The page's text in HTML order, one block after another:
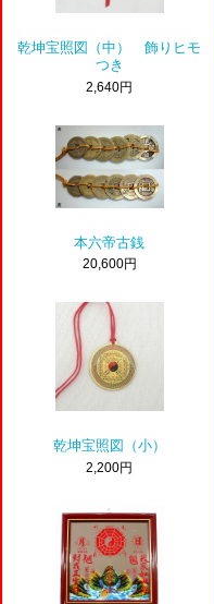
乾坤宝照図（中） 飾りヒモ
つき
2,640円
本六帝古銭
20,600円
乾坤宝照図（小）
2,200円